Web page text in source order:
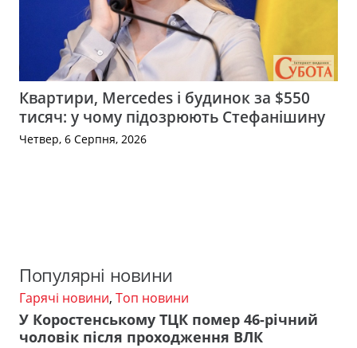
Квартири, Mercedes і будинок за $550
тисяч: у чому підозрюють Стефанішину
Четвер, 6 Серпня, 2026
Популярні новини
Гарячі новини, Топ новини
У Коростенському ТЦК помер 46-річний
чоловік після проходження ВЛК